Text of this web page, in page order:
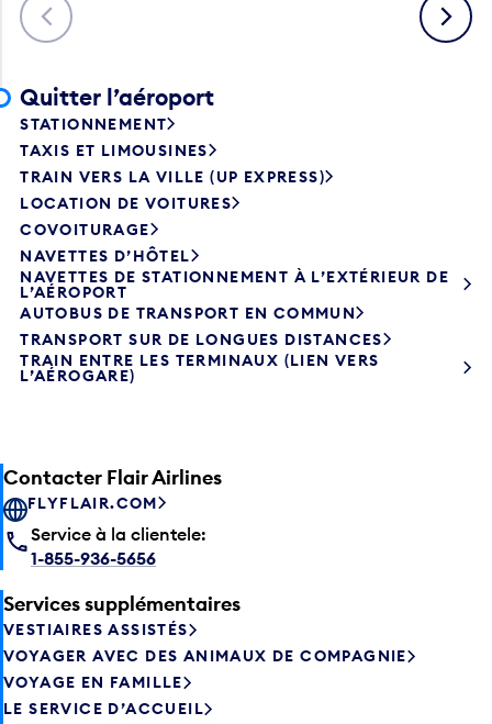
Précédent Suivant
Quitter l’aéroport
STATIONNEMENT
TAXIS ET LIMOUSINES
TRAIN VERS LA VILLE (UP EXPRESS)
LOCATION DE VOITURES
COVOITURAGE
NAVETTES D’HÔTEL
NAVETTES DE STATIONNEMENT À L’EXTÉRIEUR DE
L’AÉROPORT
AUTOBUS DE TRANSPORT EN COMMUN
TRANSPORT SUR DE LONGUES DISTANCES
TRAIN ENTRE LES TERMINAUX (LIEN VERS
L’AÉROGARE)
Contacter Flair Airlines
FLYFLAIR.COM
Service à la clientele:
1-855-936-5656
Services supplémentaires
VESTIAIRES ASSISTÉS
VOYAGER AVEC DES ANIMAUX DE COMPAGNIE
VOYAGE EN FAMILLE
LE SERVICE D’ACCUEIL